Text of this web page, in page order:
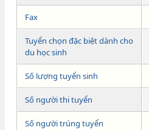
Fax
Tuyển chọn đặc biệt dành cho
du học sinh
Số lượng tuyển sinh
Số người thi tuyển
Số người trúng tuyển